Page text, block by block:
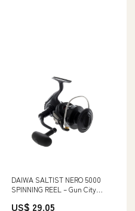
DAIWA SALTIST NERO 5000
SPINNING REEL – Gun City
US$ 29.05